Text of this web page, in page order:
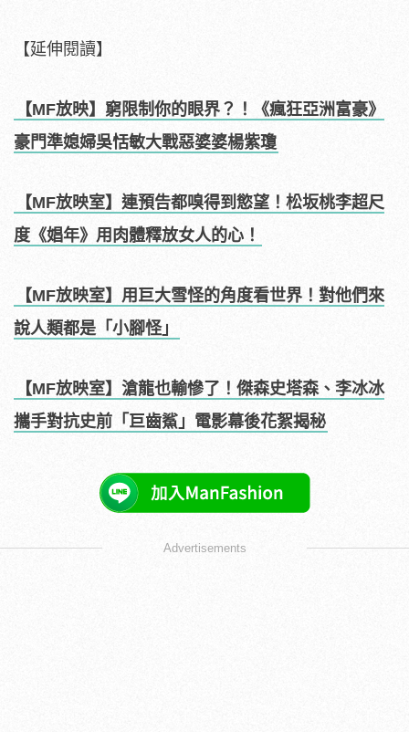
【延伸閱讀】
【MF放映】窮限制你的眼界？！《瘋狂亞洲富豪》
豪門準媳婦吳恬敏大戰惡婆婆楊紫瓊
【MF放映室】連預告都嗅得到慾望！松坂桃李超尺
度《娼年》用肉體釋放女人的心！
【MF放映室】用巨大雪怪的角度看世界！對他們來
說人類都是「小腳怪」
【MF放映室】滄龍也輸慘了！傑森史塔森、李冰冰
攜手對抗史前「巨齒鯊」電影幕後花絮揭秘
Advertisements